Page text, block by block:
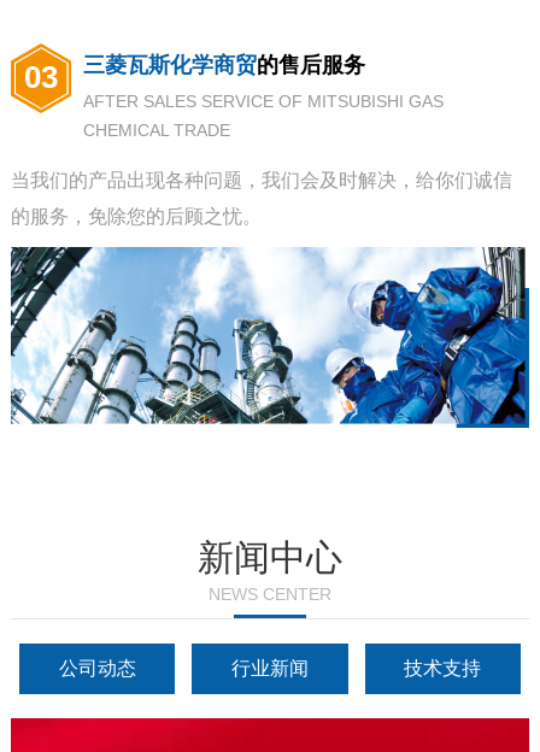
03 三菱瓦斯化学商贸的售后服务
AFTER SALES SERVICE OF MITSUBISHI GAS
CHEMICAL TRADE
当我们的产品出现各种问题，我们会及时解决，给你们诚信
的服务，免除您的后顾之忧。
新闻中心
NEWS CENTER
公司动态 行业新闻 技术支持